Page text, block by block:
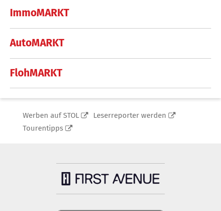
ImmoMARKT
AutoMARKT
FlohMARKT
Werben auf STOL
Leserreporter werden
Tourentipps